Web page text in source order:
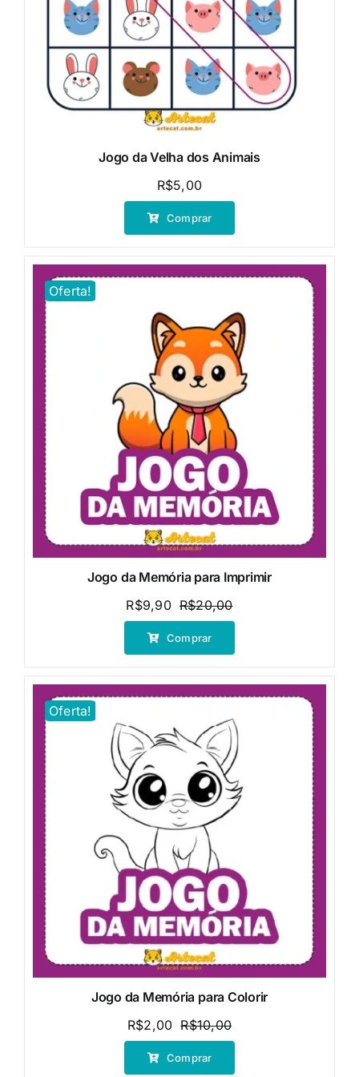
Jogo da Velha dos Animais
R$5,00
Comprar
Oferta!
Jogo da Memória para Imprimir
R$20,00O
preço
era:
R$9,90
O
preço
é:
Comprar
Oferta!
Jogo da Memória para Colorir
R$10,00O
preço
R$2,00
O
preço
Comprar